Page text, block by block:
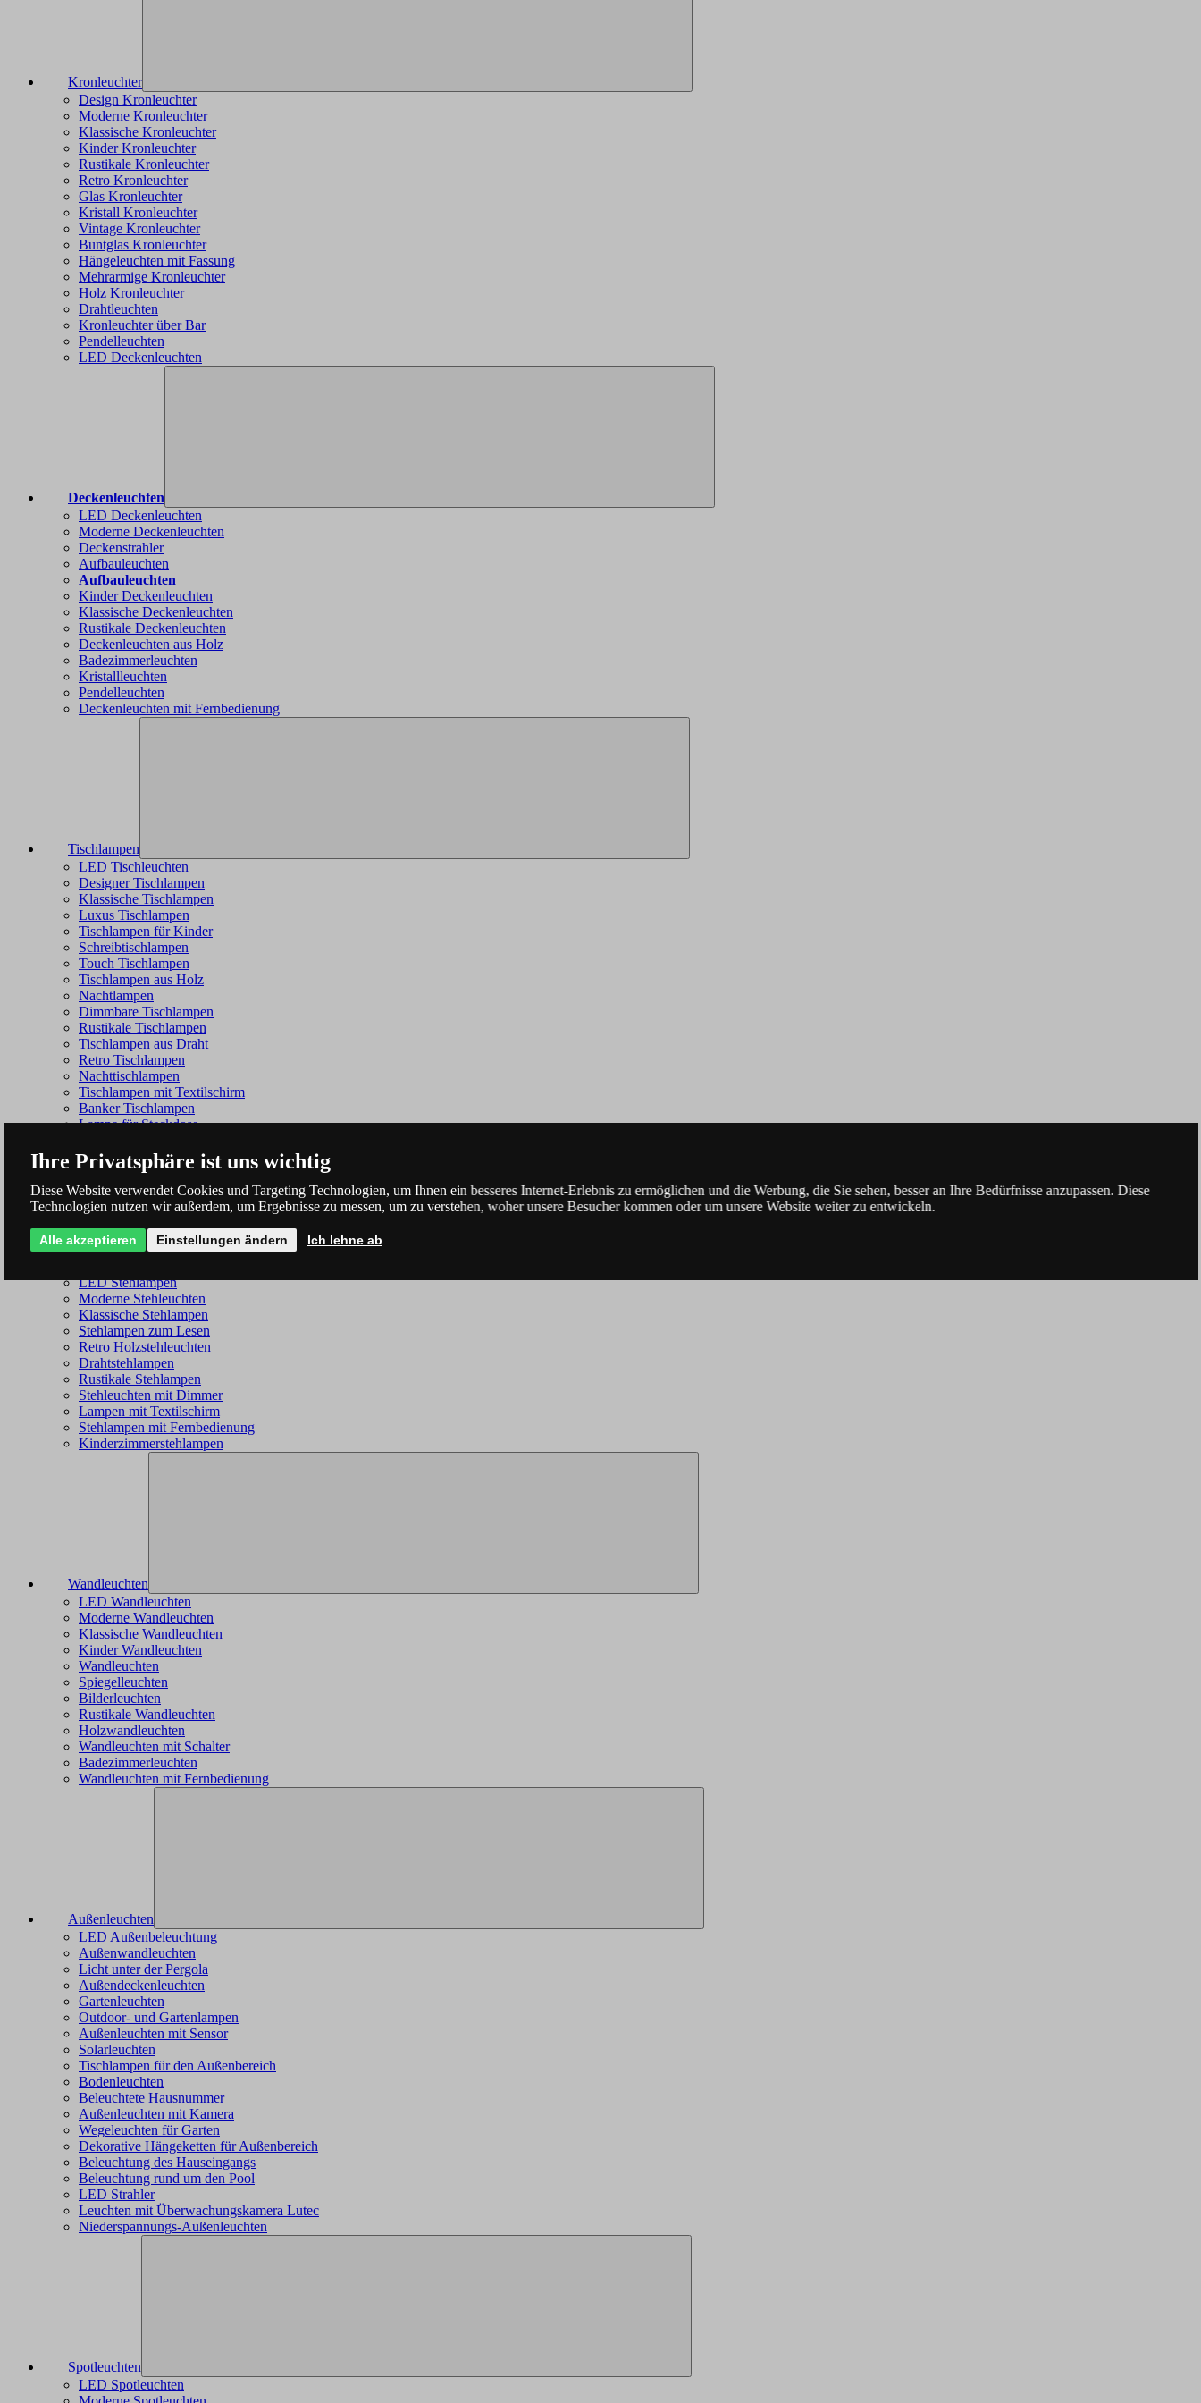
Kronleuchter
Design Kronleuchter
Moderne Kronleuchter
Klassische Kronleuchter
Kinder Kronleuchter
Rustikale Kronleuchter
Retro Kronleuchter
Glas Kronleuchter
Kristall Kronleuchter
Vintage Kronleuchter
Buntglas Kronleuchter
Hängeleuchten mit Fassung
Mehrarmige Kronleuchter
Holz Kronleuchter
Drahtleuchten
Kronleuchter über Bar
Pendelleuchten
LED Deckenleuchten
Deckenleuchten
LED Deckenleuchten
Moderne Deckenleuchten
Deckenstrahler
Aufbauleuchten
Aufbauleuchten
Kinder Deckenleuchten
Klassische Deckenleuchten
Rustikale Deckenleuchten
Deckenleuchten aus Holz
Badezimmerleuchten
Kristallleuchten
Pendelleuchten
Deckenleuchten mit Fernbedienung
Tischlampen
LED Tischleuchten
Designer Tischlampen
Klassische Tischlampen
Luxus Tischlampen
Tischlampen für Kinder
Schreibtischlampen
Touch Tischlampen
Tischlampen aus Holz
Nachtlampen
Dimmbare Tischlampen
Rustikale Tischlampen
Tischlampen aus Draht
Retro Tischlampen
Nachttischlampen
Tischlampen mit Textilschirm
Banker Tischlampen
Lampe für Steckdose
LED Stehlampen
Moderne Stehleuchten
Klassische Stehlampen
Stehlampen zum Lesen
Retro Holzstehleuchten
Drahtstehlampen
Rustikale Stehlampen
Stehleuchten mit Dimmer
Lampen mit Textilschirm
Stehlampen mit Fernbedienung
Kinderzimmerstehlampen
Wandleuchten
LED Wandleuchten
Moderne Wandleuchten
Klassische Wandleuchten
Kinder Wandleuchten
Wandleuchten
Spiegelleuchten
Bilderleuchten
Rustikale Wandleuchten
Holzwandleuchten
Wandleuchten mit Schalter
Badezimmerleuchten
Wandleuchten mit Fernbedienung
Außenleuchten
LED Außenbeleuchtung
Außenwandleuchten
Licht unter der Pergola
Außendeckenleuchten
Gartenleuchten
Outdoor- und Gartenlampen
Außenleuchten mit Sensor
Solarleuchten
Tischlampen für den Außenbereich
Bodenleuchten
Beleuchtete Hausnummer
Außenleuchten mit Kamera
Wegeleuchten für Garten
Dekorative Hängeketten für Außenbereich
Beleuchtung des Hauseingangs
Beleuchtung rund um den Pool
LED Strahler
Leuchten mit Überwachungskamera Lutec
Niederspannungs-Außenleuchten
Spotleuchten
LED Spotleuchten
Ihre Privatsphäre ist uns wichtig
Diese Website verwendet Cookies und Targeting Technologien, um Ihnen ein besseres Internet-Erlebnis zu ermöglichen und die Werbung, die Sie sehen, besser an Ihre Bedürfnisse anzupassen. Diese
Technologien nutzen wir außerdem, um Ergebnisse zu messen, um zu verstehen, woher unsere Besucher kommen oder um unsere Website weiter zu entwickeln.
Alle akzeptieren Einstellungen ändern Ich lehne ab